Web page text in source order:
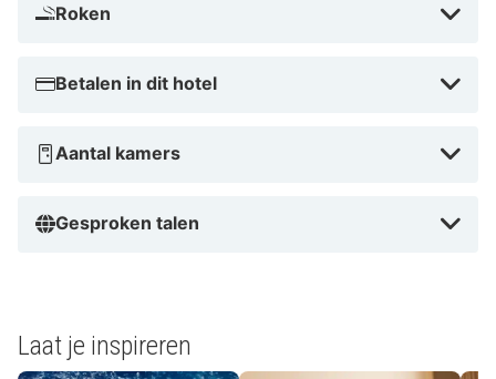
Roken
Betalen in dit hotel
Aantal kamers
Gesproken talen
Laat je inspireren